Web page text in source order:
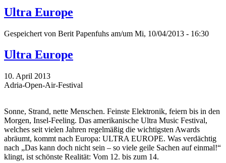
Ultra Europe
Gespeichert von Berit Papenfuhs am/um Mi, 10/04/2013 - 16:30
Ultra Europe
10. April 2013
Adria-Open-Air-Festival
Sonne, Strand, nette Menschen. Feinste Elektronik, feiern bis in den
Morgen, Insel-Feeling. Das amerikanische Ultra Music Festival,
welches seit vielen Jahren regelmäßig die wichtigsten Awards
abräumt, kommt nach Europa: ULTRA EUROPE. Was verdächtig
nach „Das kann doch nicht sein – so viele geile Sachen auf einmal!“
klingt, ist schönste Realität: Vom 12. bis zum 14.